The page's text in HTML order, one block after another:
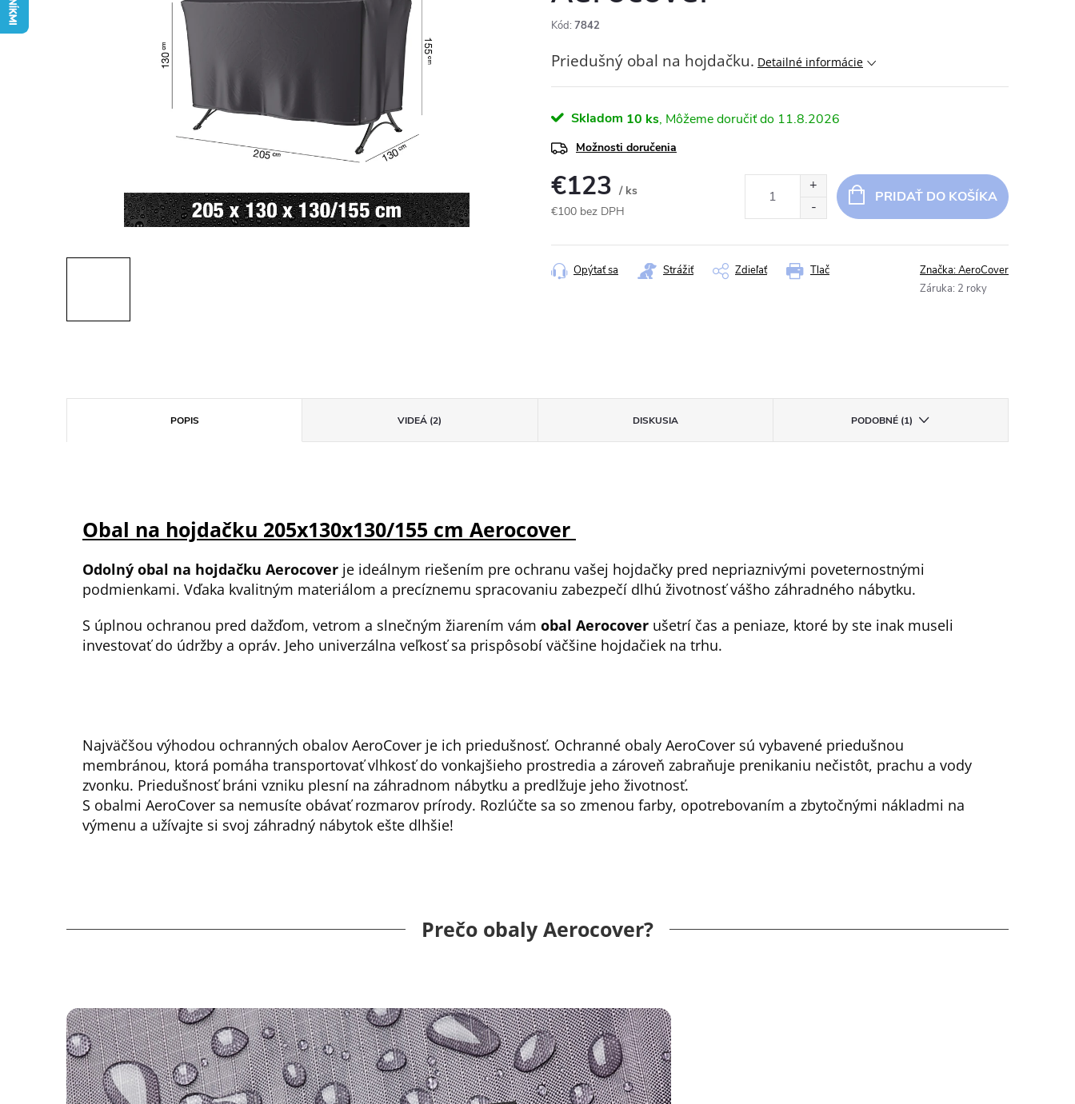
Kód: 7842
Priedušný obal na hojdačku. Detailné informácie
Skladom 10 ks 11.8.2026
Možnosti doručenia
€123 / ks
€100 bez DPH
cena:
PRIDAŤ DO KOŠÍKA
Tlač
Opýtať sa Strážiť Zdieľať Značka:AeroCover
Záruka: 2 roky
POPIS VIDEÁ (2) DISKUSIA PODOBNÉ (1)
Obal na hojdačku 205x130x130/155 cm Aerocover
Odolný obal na hojdačku Aerocover je ideálnym riešením pre ochranu vašej hojdačky pred nepriaznivými poveternostnými
podmienkami. Vďaka kvalitným materiálom a precíznemu spracovaniu zabezpečí dlhú životnosť vášho záhradného nábytku.
S úplnou ochranou pred dažďom, vetrom a slnečným žiarením vám obal Aerocover ušetrí čas a peniaze, ktoré by ste inak museli
investovať do údržby a opráv. Jeho univerzálna veľkosť sa prispôsobí väčšine hojdačiek na trhu.
Najväčšou výhodou ochranných obalov AeroCover je ich priedušnosť. Ochranné obaly AeroCover sú vybavené priedušnou
membránou, ktorá pomáha transportovať vlhkosť do vonkajšieho prostredia a zároveň zabraňuje prenikaniu nečistôt, prachu a vody
zvonku. Priedušnosť bráni vzniku plesní na záhradnom nábytku a predlžuje jeho životnosť.
S obalmi AeroCover sa nemusíte obávať rozmarov prírody. Rozlúčte sa so zmenou farby, opotrebovaním a zbytočnými nákladmi na
výmenu a užívajte si svoj záhradný nábytok ešte dlhšie!
Prečo obaly Aerocover?